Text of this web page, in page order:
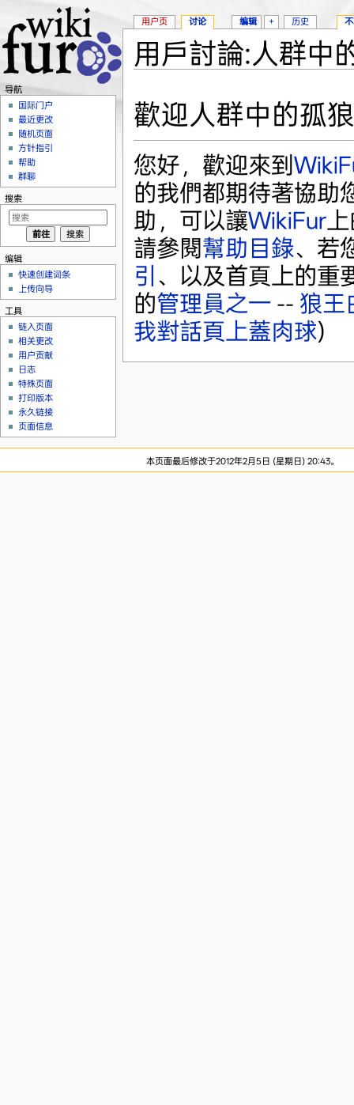
用戶討論:人群中
歡迎人群中的孤狼
您好，歡迎來到
的我們都期待著協助
助，可以讓WikiFur
請參閱幫助目錄、若
引 、以及首頁上的重
的管理員之一-- 狼王
我對話頁上蓋肉球)
用户页 讨论 编辑 + 历史
导航
国际门户
最近更改
随机页面
方针指引
帮助
群聊
搜索
编辑
快速创建词条
上传向导
工具
链入页面
相关更改
用户贡献
日志
特殊页面
打印版本
永久链接
页面信息
本页面最后修改于2012年2月5日 (星期日) 20:43。